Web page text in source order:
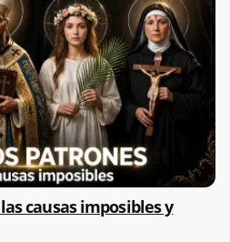
causas imposibles y